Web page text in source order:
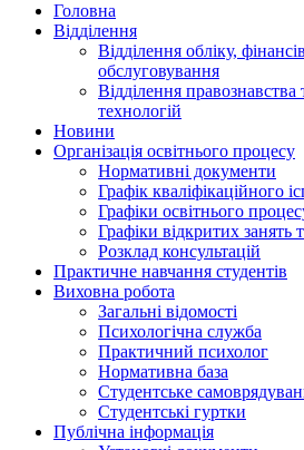
Головна
Відділення
Відділення обліку,
обслуговування
Відділення
технологій
Новини
Організація освітнього процесу
Нормативні документи
Графік кваліфікаційного
Графіки освітнього
Графіки відкритих занять
Розклад консультацій
Практичне навчання студентів
Виховна робота
Загальні відомості
Психологічна служба
Практичний психолог
Нормативна база
Студентське
Студентські гуртки
Публічна інформація